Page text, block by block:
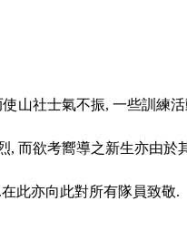
社士氣不振, 一些訓練
欲考嚮導之新生亦由於
此亦向此對所有隊員致敬.